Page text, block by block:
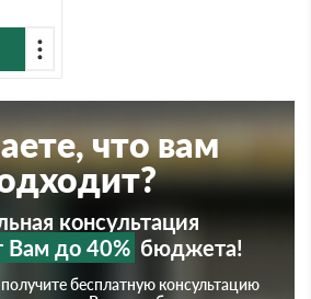
что вам
консультация
Вам до 40% бюджета!
получите бесплатную консультацию